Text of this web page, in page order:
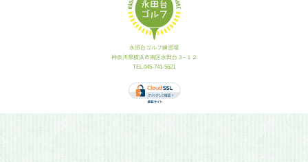
永田台ゴルフ練習場
神奈川県横浜市南区永田台３−１２
TEL.045-741-5621